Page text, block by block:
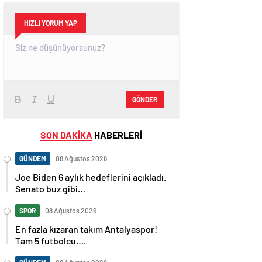
HIZLI YORUM YAP
GÖNDER
SON DAKİKA HABERLERİ
GÜNDEM 08 Ağustos 2026
Joe Biden 6 aylık hedeflerini açıkladı.
Senato buz gibi…
SPOR 08 Ağustos 2026
En fazla kızaran takım Antalyaspor!
Tam 5 futbolcu….